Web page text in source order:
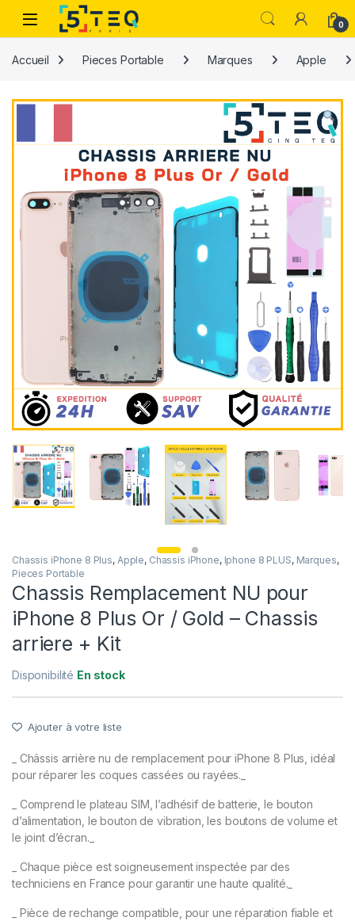
Passer à la navigation
Aller au contenu
0
Accueil Pieces Portable Marques Apple
Chassis iPhone 8 Plus, Apple, Chassis iPhone, Iphone 8 PLUS, Marques,
Pieces Portable
Chassis Remplacement NU pour
iPhone 8 Plus Or / Gold – Chassis
arriere + Kit
Disponibilité En stock
Ajouter à votre liste
_ Châssis arrière nu de remplacement pour iPhone 8 Plus, idéal
pour réparer les coques cassées ou rayées._
_ Comprend le plateau SIM, l’adhésif de batterie, le bouton
d’alimentation, le bouton de vibration, les boutons de volume et
le joint d’écran._
_ Chaque pièce est soigneusement inspectée par des
techniciens en France pour garantir une haute qualité._
_ Pièce de rechange compatible, pour une réparation fiable et